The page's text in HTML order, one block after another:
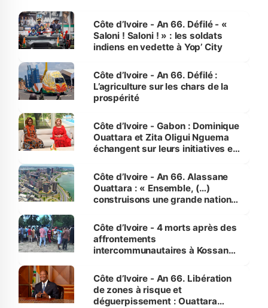
Côte d’Ivoire - An 66. Défilé - «
Saloni ! Saloni ! » : les soldats
indiens en vedette à Yop’ City
Côte d’Ivoire - An 66. Défilé :
L’agriculture sur les chars de la
prospérité
Côte d’Ivoire - Gabon : Dominique
Ouattara et Zita Oligui Nguema
échangent sur leurs initiatives en
enfants
Côte d’Ivoire - An 66. Alassane
Ouattara : « Ensemble, (…)
construisons une grande nation
générations futures »
Côte d’Ivoire - 4 morts après des
affrontements
intercommunautaires à Kossandji
milieu des sinistrés
Côte d’Ivoire - An 66. Libération
de zones à risque et
déguerpissement : Ouattara